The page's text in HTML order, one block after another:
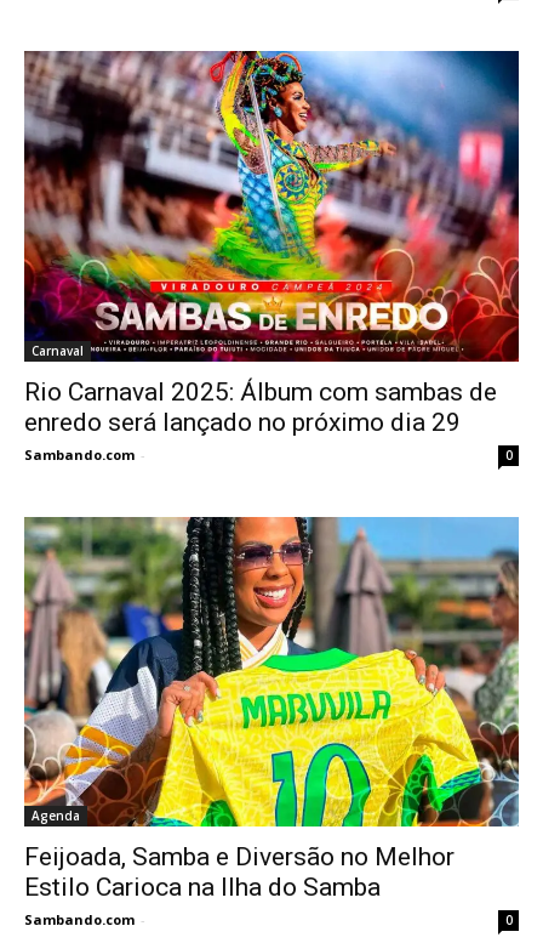
Carnaval
Rio Carnaval 2025: Álbum com sambas de
enredo será lançado no próximo dia 29
Sambando.com - 0
Agenda
Feijoada, Samba e Diversão no Melhor
Estilo Carioca na Ilha do Samba
Sambando.com - 0